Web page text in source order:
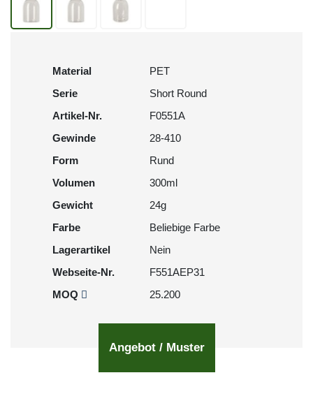
Material
PET
Serie
Short Round
Artikel-Nr.
F0551A
Gewinde
28-410
Form
Rund
Volumen
300ml
Gewicht
24g
Farbe
Beliebige Farbe
Lagerartikel
Nein
Webseite-Nr.
F551AEP31
MOQ
25.200
Angebot / Muster